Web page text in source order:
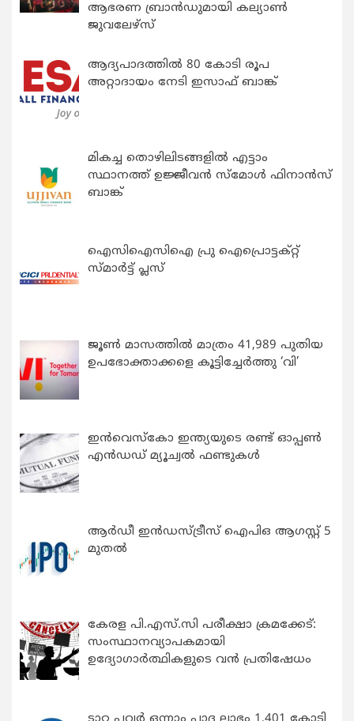
ആഭരണ ബ്രാന്‍ഡുമായി കല്യാണ്‍
ജുവലേഴ്‌സ്
ആദ്യപാദത്തിൽ 80 കോടി രൂപ
അറ്റാദായം നേടി ഇസാഫ് ബാങ്ക്
മികച്ച തൊഴിലിടങ്ങളിൽ എട്ടാം
സ്ഥാനത്ത് ഉജ്ജീവൻ സ്മോൾ ഫിനാൻസ്
ബാങ്ക്
ഐസിഐസിഐ പ്രു ഐപ്രൊട്ടക്റ്റ്
സ്മാർട്ട് പ്ലസ്
ജൂൺ മാസത്തിൽ മാത്രം 41,989 പുതിയ
ഉപഭോക്താക്കളെ കൂട്ടിച്ചേർത്തു ‘വി’
ഇന്‍വെസ്കോ ഇന്ത്യയുടെ രണ്ട് ഓപ്പണ്‍
എന്‍ഡഡ് മ്യൂച്വല്‍ ഫണ്ടുകള്‍
ആർഡീ ഇൻഡസ്ട്രീസ് ഐപിഒ ആഗസ്റ്റ് 5
മുതൽ
കേരള പി.എസ്.സി പരീക്ഷാ ക്രമക്കേട്:
സംസ്ഥാനവ്യാപകമായി
ഉദ്യോഗാര്‍ത്ഥികളുടെ വന്‍ പ്രതിഷേധം